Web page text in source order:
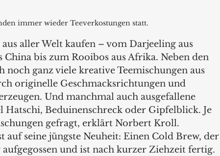
immer wieder Teeverkostungen statt.
aller Welt kaufen – vom Darjeeling aus
China bis zum Rooibos aus Afrika. Neben den
noch ganz viele kreative Teemischungen aus
originelle Geschmacksrichtungen und
Und manchmal auch ausgefallene
Hatschi, Beduinenschreck oder Gipfelblick. Je
gefragt, erklärt Norbert Kroll.
auf seine jüngste Neuheit: Einen Cold Brew, der
und ist nach kurzer Ziehzeit fertig.